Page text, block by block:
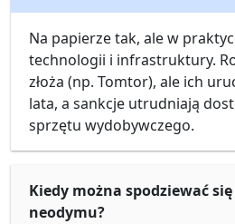
Na papierze tak, ale w
technologii i infrastruktury.
złoża (np. Tomtor), ale ich
lata, a sankcje utrudniają
sprzętu wydobywczego.
Kiedy można spodziewać
neodymu?